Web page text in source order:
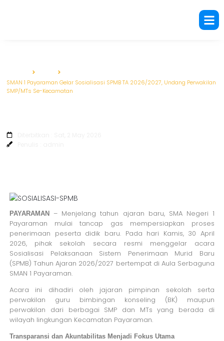
SMAN 1 Payaraman Gelar Sosialisasi SPMB TA 2026/2027, Undang Perwakilan
SMP/MTs Se-Kecamatan
PAYARAMAN
– Menjelang tahun ajaran baru, SMA Negeri 1
Payaraman mulai tancap gas mempersiapkan proses
penerimaan peserta didik baru. Pada hari Kamis, 30 April
2026, pihak sekolah secara resmi menggelar acara
Sosialisasi Pelaksanaan Sistem Penerimaan Murid Baru
(SPMB) Tahun Ajaran 2026/2027 bertempat di Aula Serbaguna
SMAN 1 Payaraman.
Acara ini dihadiri oleh jajaran pimpinan sekolah serta
perwakilan guru bimbingan konseling (BK) maupun
perwakilan dari berbagai SMP dan MTs yang berada di
wilayah lingkungan Kecamatan Payaraman.
Transparansi dan Akuntabilitas Menjadi Fokus Utama